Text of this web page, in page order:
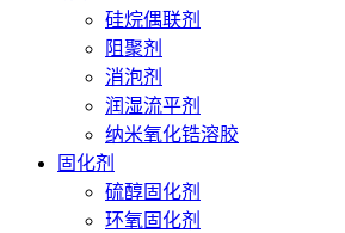
硅烷偶联剂
阻聚剂
消泡剂
润湿流平剂
纳米氧化锆溶胶
固化剂
硫醇固化剂
环氧固化剂